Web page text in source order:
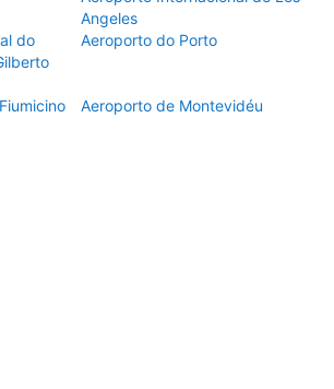
Angeles
do
Aeroporto do Porto
Aeroporto de Montevidéu